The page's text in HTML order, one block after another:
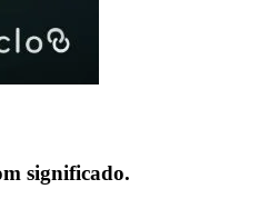
significado.